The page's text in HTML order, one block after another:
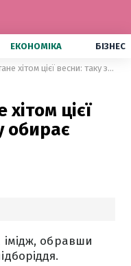
ЕКОНОМІКА БІЗНЕС
Стрижка, яка стане хітом цієї весни: таку зачіску обирає Міллі Боббі Браун
цієї
обирає
імідж, обравши